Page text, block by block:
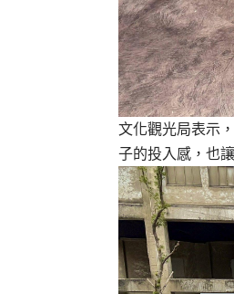
文化觀光局表示
子的投入感，也